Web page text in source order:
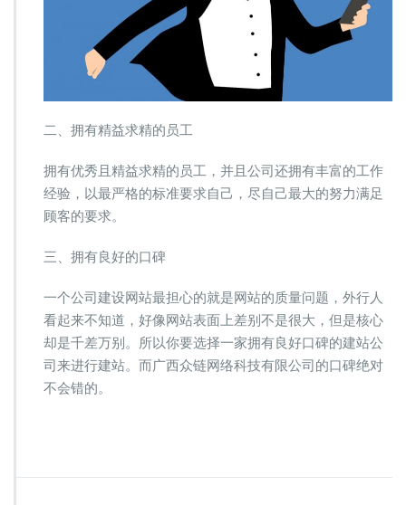
二、拥有精益求精的员工
拥有优秀且精益求精的员工，并且公司还拥有丰富的工作
经验，以最严格的标准要求自己，尽自己最大的努力满足
顾客的要求。
三、拥有良好的口碑
一个公司建设网站最担心的就是网站的质量问题，外行人
看起来不知道，好像网站表面上差别不是很大，但是核心
却是千差万别。所以你要选择一家拥有良好口碑的建站公
司来进行建站。而广西众链网络科技有限公司的口碑绝对
不会错的。